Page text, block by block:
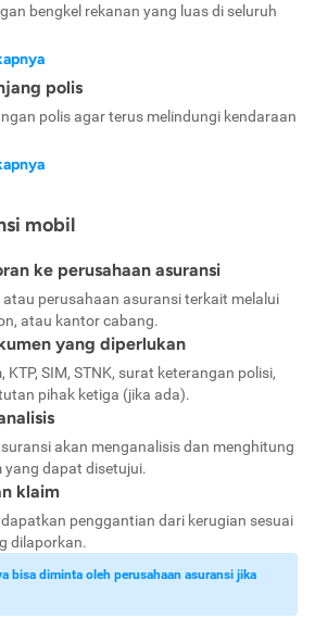
bengkel rekanan yang luas di seluruh
polis
polis agar terus melindungi kendaraan
mobil
ke perusahaan asuransi
atau perusahaan asuransi terkait melalui
atau kantor cabang.
yang diperlukan
KTP, SIM, STNK, surat keterangan polisi,
pihak ketiga (jika ada).
akan menganalisis dan menghitung
yang dapat disetujui.
klaim
penggantian dari kerugian sesuai
dilaporkan.
bisa diminta oleh perusahaan asuransi jika